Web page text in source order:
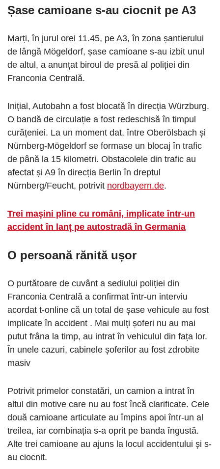
Șase camioane s-au ciocnit pe A3
Marți, în jurul orei 11.45, pe A3, în zona șantierului
de lângă Mögeldorf, șase camioane s-au izbit unul
de altul, a anunțat biroul de presă al poliției din
Franconia Centrală.
Inițial, Autobahn a fost blocată în direcția Würzburg.
O bandă de circulație a fost redeschisă în timpul
curățeniei. La un moment dat, între Oberölsbach și
Nürnberg-Mögeldorf se formase un blocaj în trafic
de până la 15 kilometri. Obstacolele din trafic au
afectat și A9 în direcția Berlin în dreptul
Nürnberg/Feucht, potrivit nordbayern.de.
Trei maşini pline cu români, implicate într-un
accident în lanţ pe autostradă în Germania
O persoană rănită ușor
O purtătoare de cuvânt a sediului poliției din
Franconia Centrală a confirmat într-un interviu
acordat t-online că un total de șase vehicule au fost
implicate în accident . Mai mulți șoferi nu au mai
putut frâna la timp, au intrat în vehiculul din fața lor.
În unele cazuri, cabinele șoferilor au fost zdrobite
masiv
Potrivit primelor constatări, un camion a intrat în
altul din motive care nu au fost încă clarificate. Cele
două camioane articulate au împins apoi într-un al
treilea, iar combinația s-a oprit pe banda îngustă.
Alte trei camioane au ajuns la locul accidentului și s-
au ciocnit.